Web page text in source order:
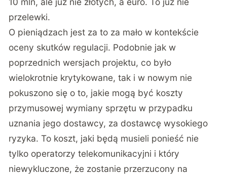
przelewki.
O pieniądzach jest za to za mało w kontekście
oceny skutków regulacji. Podobnie jak w
poprzednich wersjach projektu, co było
wielokrotnie krytykowane, tak i w nowym nie
pokuszono się o to, jakie mogą być koszty
przymusowej wymiany sprzętu w przypadku
uznania jego dostawcy, za dostawcę wysokiego
ryzyka. To koszt, jaki będą musieli ponieść nie
tylko operatorzy telekomunikacyjni i który
niewykluczone, że zostanie przerzucony na